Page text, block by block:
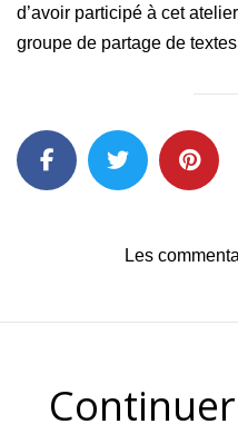
d’avoir participé à cet
groupe de partage de textes
Les